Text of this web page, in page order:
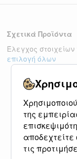
Σχετικά Προϊόντα
Έλεγχος
επιλογή όλων
της
τις